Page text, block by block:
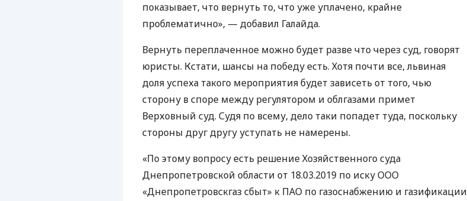
показывает, что вернуть то, что уже уплачено, крайне
проблематично», — добавил Галайда.
Вернуть переплаченное можно будет разве что через суд, говорят
юристы. Кстати, шансы на победу есть. Хотя почти все, львиная
доля успеха такого мероприятия будет зависеть от того, чью
сторону в споре между регулятором и облгазами примет
Верховный суд. Судя по всему, дело таки попадет туда, поскольку
стороны друг другу уступать не намерены.
«По этому вопросу есть решение Хозяйственного суда
Днепропетровской области от 18.03.2019 по искуООО
«Днепропетровскгаз сбыт» к ПАО по газоснабжению и газификации